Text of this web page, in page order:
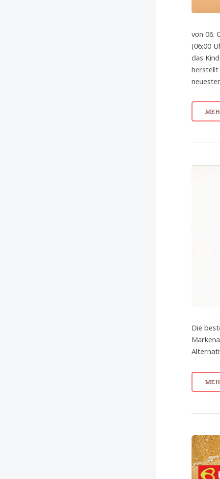
von 06.
(06:00
das
herstellt
Die